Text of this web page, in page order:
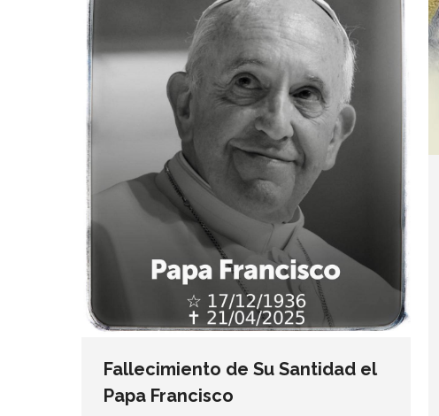
Fallecimiento de Su Santidad el
Papa Francisco